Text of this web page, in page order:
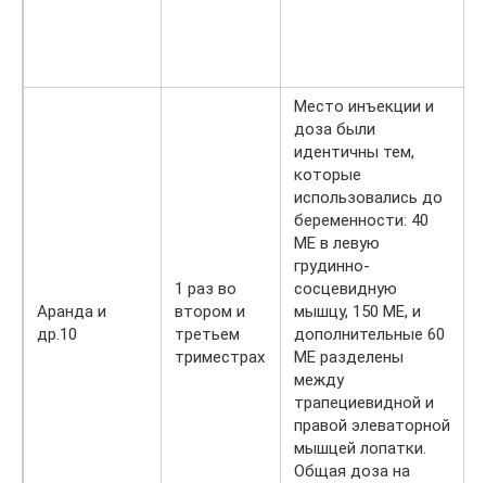
Аранда и
др.10
1 раз во
втором и
третьем
триместрах
Место инъекции и
доза были
идентичны тем,
которые
использовались до
беременности: 40
МЕ в левую
грудинно-
сосцевидную
мышцу, 150 МЕ, и
дополнительные 60
МЕ разделены
между
трапециевидной и
правой элеваторной
мышцей лопатки.
Общая доза на